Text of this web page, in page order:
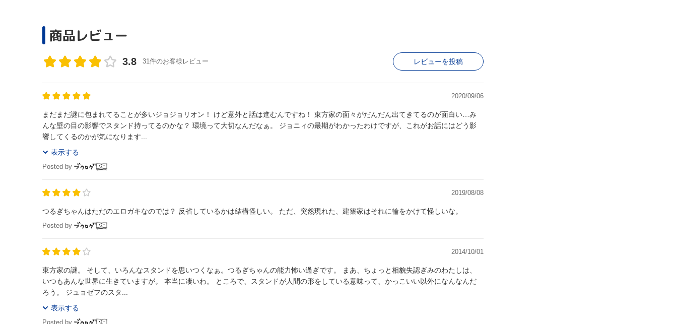
商品レビュー
3.8 31件のお客様レビュー レビューを投稿
2020/09/06
まだまだ謎に包まれてることが多いジョジョリオン！ けど意外と話は進むんですね！ 東方家の面々がだんだん出てきてるのが面白い…み
んな壁の目の影響でスタンド持ってるのかな？ 環境って大切なんだなぁ。 ジョニィの最期がわかったわけですが、これがお話にはどう影
響してくるのかが気になります...
表示する
Posted by
2019/08/08
つるぎちゃんはただのエロガキなのでは？ 反省しているかは結構怪しい。 ただ、突然現れた、建築家はそれに輪をかけて怪しいな。
Posted by
2014/10/01
東方家の謎。 そして、いろんなスタンドを思いつくなぁ。つるぎちゃんの能力怖い過ぎです。 まあ、ちょっと相貌失認ぎみのわたしは、
いつもあんな世界に生きていますが。 本当に凄いわ。 ところで、スタンドが人間の形をしている意味って、かっこいい以外になんなんだ
ろう。 ジュョゼフのスタ...
表示する
Posted by